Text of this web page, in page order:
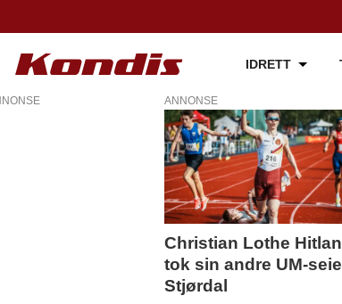
IDRETT
ANNONSE
Christian Lothe
tok sin andre UM-
Stjørdal